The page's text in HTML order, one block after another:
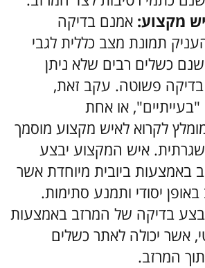
מקצוע: אמנם בדיקה
תמונת מצב כללית לגבי
כשלים רבים שלא ניתן
פשוטה. עקב זאת,
או אחת
לקרוא לאיש מקצוע מוסמך
איש המקצוע יבצע
באמצעות ביובית מיוחדת אשר
יסודי ותמנע סתימות.
בדיקה של המרזב באמצעות
אשר יכולה לאתר כשלים
המרזב.